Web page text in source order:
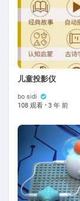
儿童投影仪
bo sidi
108 观看 · 3 年 前